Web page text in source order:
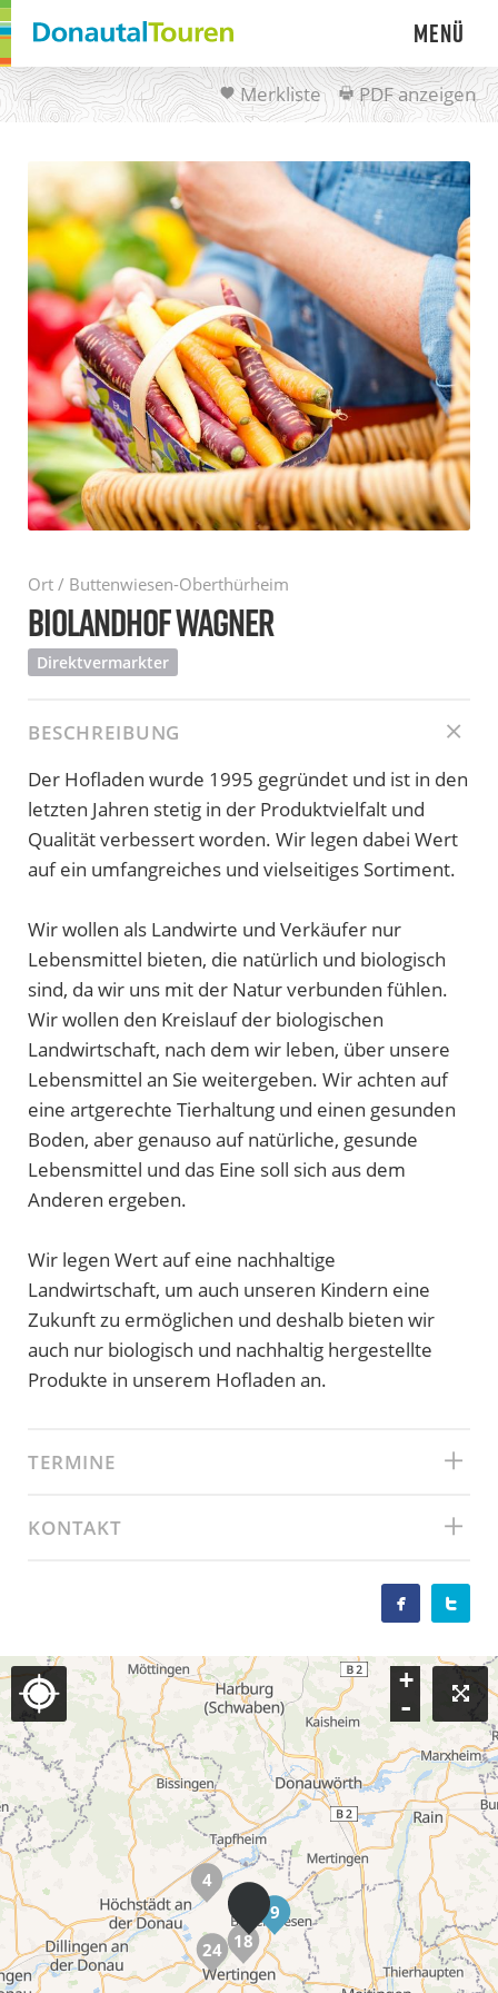
Menü
Merkliste PDF anzeigen
Ort / Buttenwiesen-Oberthürheim
BIOLANDHOF WAGNER
Direktvermarkter
BESCHREIBUNG
Der Hofladen wurde 1995 gegründet und ist in den
letzten Jahren stetig in der Produktvielfalt und
Qualität verbessert worden. Wir legen dabei Wert
auf ein umfangreiches und vielseitiges Sortiment.
Wir wollen als Landwirte und Verkäufer nur
Lebensmittel bieten, die natürlich und biologisch
sind, da wir uns mit der Natur verbunden fühlen.
Wir wollen den Kreislauf der biologischen
Landwirtschaft, nach dem wir leben, über unsere
Lebensmittel an Sie weitergeben. Wir achten auf
eine artgerechte Tierhaltung und einen gesunden
Boden, aber genauso auf natürliche, gesunde
Lebensmittel und das Eine soll sich aus dem
Anderen ergeben.
Wir legen Wert auf eine nachhaltige
Landwirtschaft, um auch unseren Kindern eine
Zukunft zu ermöglichen und deshalb bieten wir
auch nur biologisch und nachhaltig hergestellte
Produkte in unserem Hofladen an.
TERMINE
KONTAKT
 
4
24 18
9
+
-